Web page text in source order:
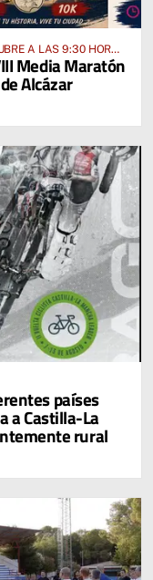
A LAS 9:30 HORAS
Media Maratón
Alcázar
países
a Castilla-La
rural